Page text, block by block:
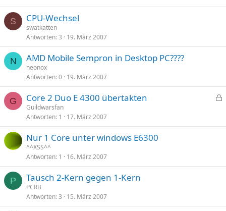
S CPU-Wechsel
swatkatten
Antworten 3 19. März 2007
N AMD Mobile Sempron in Desktop PC????
neonox
Antworten 0 19. März 2007
G
p
Core 2 Duo E 4300 übertakten
Guildwarsfan
Antworten 1 17. März 2007
Nur 1 Core unter windows E6300
^^XSS^^
Antworten 1 16. März 2007
P Tausch 2-Kern gegen 1-Kern
PCRB
Antworten 3 15. März 2007